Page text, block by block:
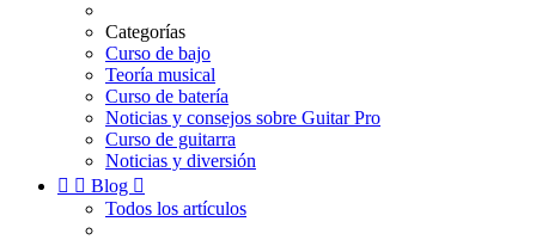
Categorías
Curso de bajo
Teoría musical
Curso de batería
Noticias y consejos sobre Guitar Pro
Curso de guitarra
Noticias y diversión
  Blog 
Todos los artículos